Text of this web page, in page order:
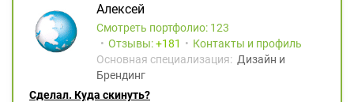
Алексей
Смотреть портфолио: 123
Отзывы:
181
Контакты и профиль
Основная специализация: Дизайн и
Брендинг
Сделал. Куда скинуть?